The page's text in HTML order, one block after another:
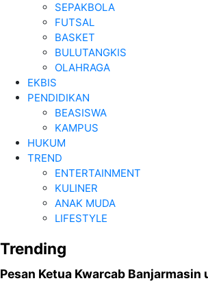
SEPAKBOLA
FUTSAL
BASKET
BULUTANGKIS
OLAHRAGA
EKBIS
PENDIDIKAN
BEASISWA
KAMPUS
HUKUM
TREND
ENTERTAINMENT
KULINER
ANAK MUDA
LIFESTYLE
Trending
Pesan Ketua Kwarcab